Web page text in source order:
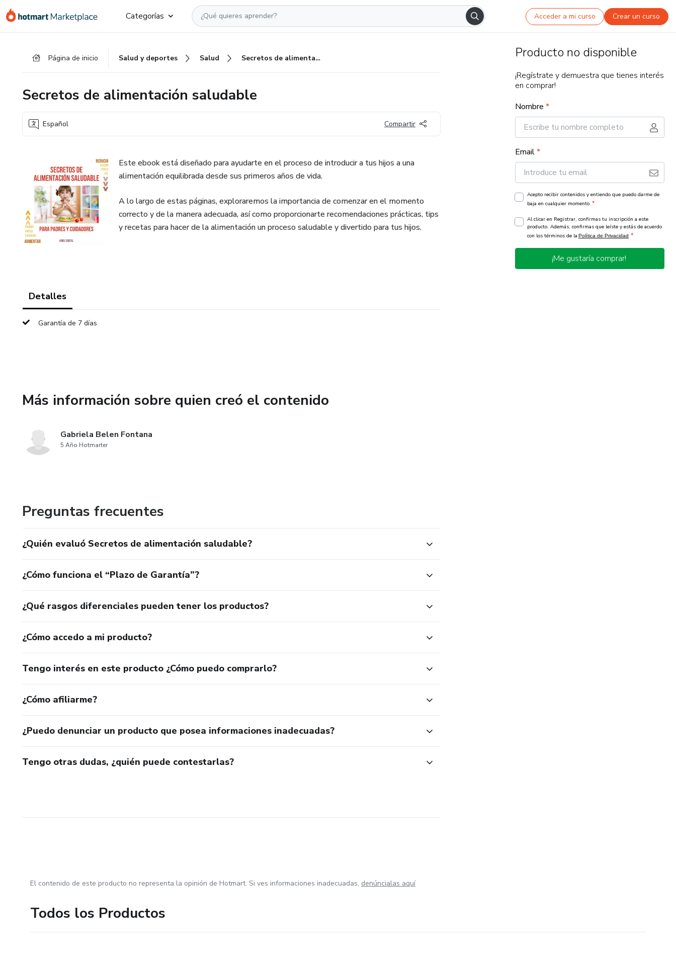
Categorías Acceder a mi curso Crear un curso
Página de inicio Salud y deportes Salud Secretos de alimentación saludable
Secretos de alimentación saludable
Español Compartir
Este ebook está diseñado para ayudarte en el proceso de introducir a tus hijos a una
alimentación equilibrada desde sus primeros años de vida.
A lo largo de estas páginas, exploraremos la importancia de comenzar en el momento
correcto y de la manera adecuada, así como proporcionarte recomendaciones prácticas, tips
y recetas para hacer de la alimentación un proceso saludable y divertido para tus hijos.
Detalles
Garantía de 7 días
Más información sobre quien creó el contenido
Gabriela Belen Fontana
5 Año Hotmarter
Preguntas frecuentes
¿Quién evaluó Secretos de alimentación saludable?
¿Cómo funciona el “Plazo de Garantía”?
¿Qué rasgos diferenciales pueden tener los productos?
¿Cómo accedo a mi producto?
Tengo interés en este producto ¿Cómo puedo comprarlo?
¿Cómo afiliarme?
¿Puedo denunciar un producto que posea informaciones inadecuadas?
Tengo otras dudas, ¿quién puede contestarlas?
Producto no disponible
¡Regístrate y demuestra que tienes interés
en comprar!
Nombre *
Email*
Acepto recibir contenidos y entiendo que puedo darme de
baja en cualquier momento. *
Al clicar en Registrar, confirmas tu inscripción a este
producto. Además, confirmas que leíste y estás de acuerdo
con los términos de la Política de Privacidad *
¡Me gustaría comprar!
El contenido de este producto no representa la opinión de Hotmart. Si ves informaciones inadecuadas, denúncialas aquí
Todos los Productos